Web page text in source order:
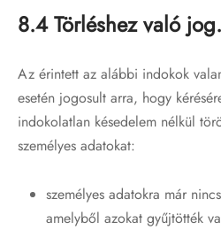
8.4 Törléshez való jog.
Az érintett az alábbi indokok
esetén jogosult arra, hogy
indokolatlan késedelem nélkül
személyes adatokat:
személyes adatokra már
amelyből azokat gyűjtötték